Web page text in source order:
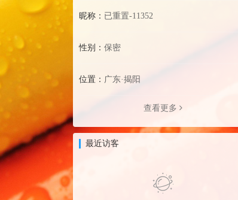
昵称： 已重置-11352
性别： 保密
位置： 广东·揭阳
查看更多
最近访客